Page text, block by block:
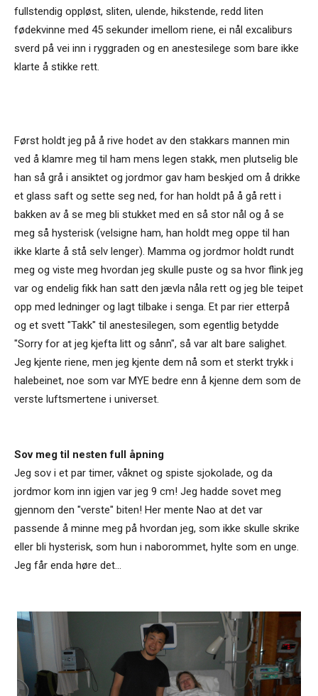
fullstendig oppløst, sliten, ulende, hikstende, redd liten
fødekvinne med 45 sekunder imellom riene, ei nål excaliburs
sverd på vei inn i ryggraden og en anestesilege som bare ikke
klarte å stikke rett.
Først holdt jeg på å rive hodet av den stakkars mannen min
ved å klamre meg til ham mens legen stakk, men plutselig ble
han så grå i ansiktet og jordmor gav ham beskjed om å drikke
et glass saft og sette seg ned, for han holdt på å gå rett i
bakken av å se meg bli stukket med en så stor nål og å se
meg så hysterisk (velsigne ham, han holdt meg oppe til han
ikke klarte å stå selv lenger). Mamma og jordmor holdt rundt
meg og viste meg hvordan jeg skulle puste og sa hvor flink jeg
var og endelig fikk han satt den jævla nåla rett og jeg ble teipet
opp med ledninger og lagt tilbake i senga. Et par rier etterpå
og et svett "Takk" til anestesilegen, som egentlig betydde
"Sorry for at jeg kjefta litt og sånn", så var alt bare salighet.
Jeg kjente riene, men jeg kjente dem nå som et sterkt trykk i
halebeinet, noe som var MYE bedre enn å kjenne dem som de
verste luftsmertene i universet.
Sov meg til nesten full åpning
Jeg sov i et par timer, våknet og spiste sjokolade, og da
jordmor kom inn igjen var jeg 9 cm! Jeg hadde sovet meg
gjennom den "verste" biten! Her mente Nao at det var
passende å minne meg på hvordan jeg, som ikke skulle skrike
eller bli hysterisk, som hun i naborommet, hylte som en unge.
Jeg får enda høre det...